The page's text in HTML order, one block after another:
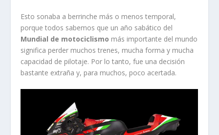
Esto sonaba a berrinche más o menos temporal,
porque todos sabemos que un año sabático del
Mundial de motociclismo más importante del mundo
significa perder muchos trenes, mucha forma y mucha
capacidad de pilotaje. Por lo tanto, fue una decisión
bastante extraña y, para muchos, poco acertada.